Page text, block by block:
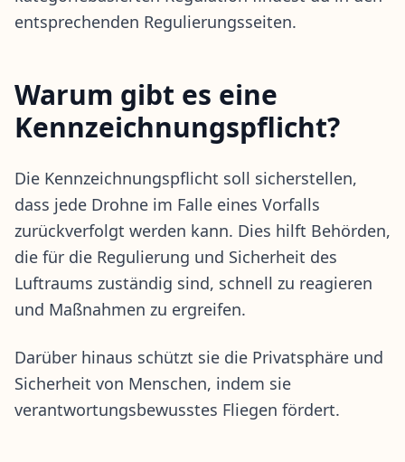
entsprechenden Regulierungsseiten.
Warum gibt es eine
Kennzeichnungspflicht?
Die Kennzeichnungspflicht soll sicherstellen,
dass jede Drohne im Falle eines Vorfalls
zurückverfolgt werden kann. Dies hilft Behörden,
die für die Regulierung und Sicherheit des
Luftraums zuständig sind, schnell zu reagieren
und Maßnahmen zu ergreifen.
Darüber hinaus schützt sie die Privatsphäre und
Sicherheit von Menschen, indem sie
verantwortungsbewusstes Fliegen fördert.